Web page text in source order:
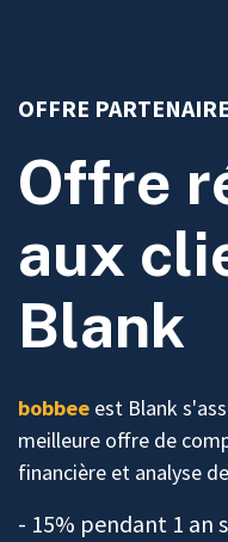
OFFRE
Offre
aux
Blank
bobbee est Blank
meilleure offre de
financière et analyse
- 15% pendant 1 an